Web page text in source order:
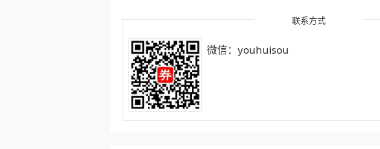
联系方式
微信：youhuisou